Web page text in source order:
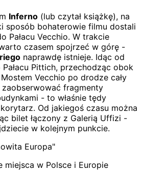
Inferno (lub czytał książkę), na
sposób bohaterowie filmu dostali
Pałacu Vecchio. W trakcie
czasem spojrzeć w górę -
naprawdę istnieje. Idąc od
Pałacu Pittich, przechodząc obok
Vecchio po drodze cały
fragmenty
- to właśnie tędy
Od jakiegoś czasu można
bilet łączony z Galerią Uffizi -
w kolejnym punkcie.
Europa"
miejsca w Polsce i Europie